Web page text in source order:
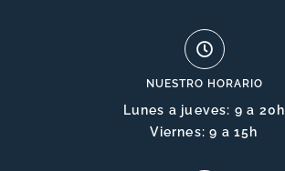
NUESTRO HORARIO
Lunes a jueves: 9 a 20h
Viernes: 9 a 15h